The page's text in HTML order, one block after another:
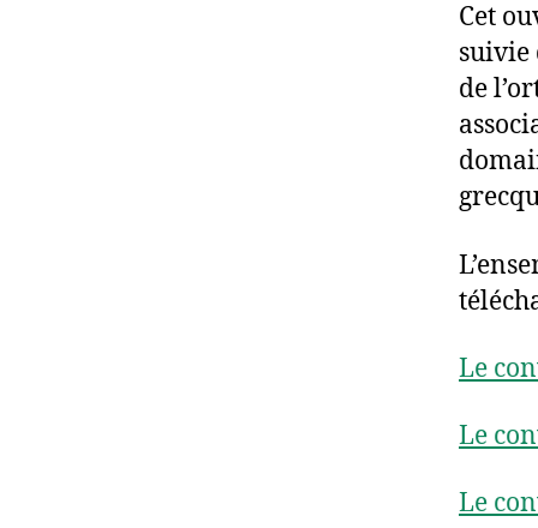
Cet
suivie
de
Le
Le
Le